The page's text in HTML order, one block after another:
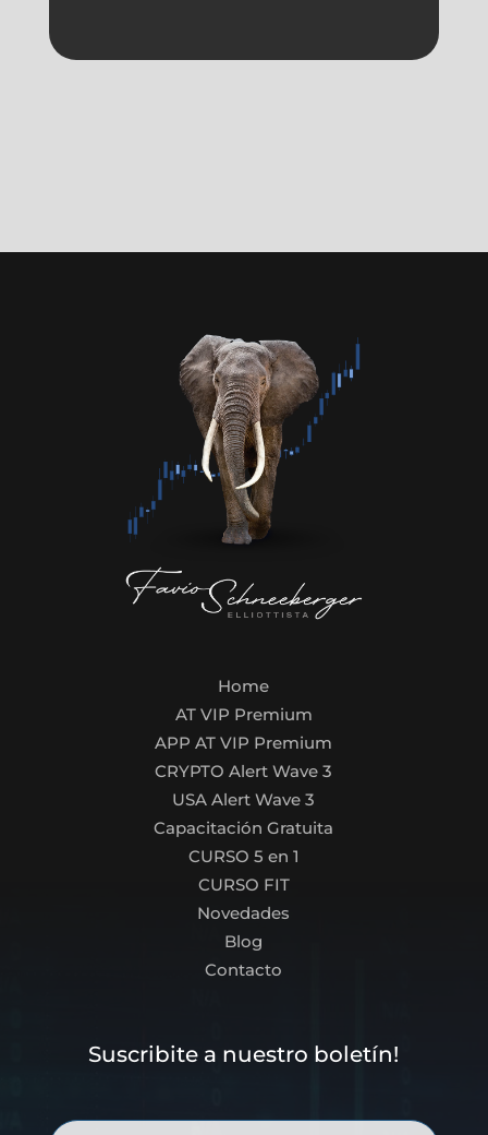
Home
AT VIP Premium
APP AT VIP Premium
CRYPTO Alert Wave 3
USA Alert Wave 3
Capacitación Gratuita
CURSO 5 en 1
CURSO FIT
Novedades
Blog
Contacto
Suscribite a nuestro boletín!